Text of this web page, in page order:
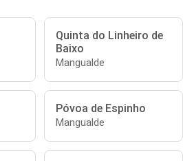
Quinta do Linheiro de
Baixo
Mangualde
Póvoa de Espinho
Mangualde